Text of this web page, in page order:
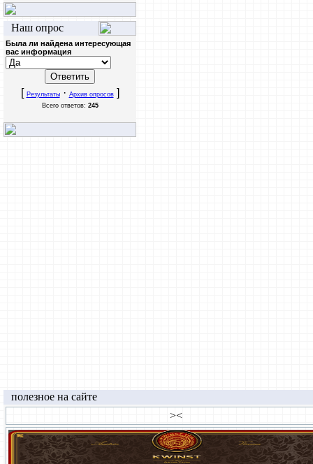
Наш опрос
Была ли найдена интересующая
вас информация
[ Результаты· Архив опросов]
Всего ответов: 245
полезное на сайте
><